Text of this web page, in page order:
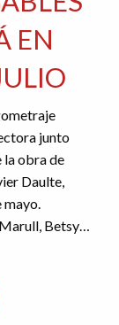
EN
junto
la obra de
Daulte,
mayo.
Betsy…